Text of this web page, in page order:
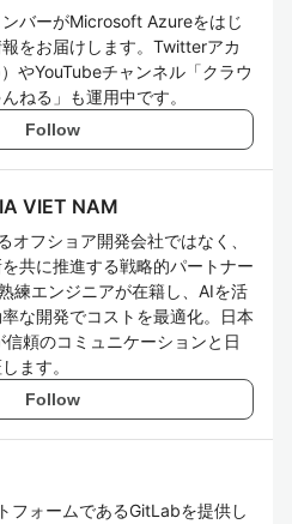
バーがMicrosoft Azureをはじ
をお届けします。Twitterアカ
やYouTubeチャンネル「クラウ
ねる」も運用中です。
Follow
VIET NAM
オフショア開発会社ではなく、
共に推進する戦略的パートナー
練エンジニアが在籍し、AIを活
な開発でコストを最適化。日本
頼のコミュニケーションと日
ます。
Follow
フォームであるGitLabを提供し